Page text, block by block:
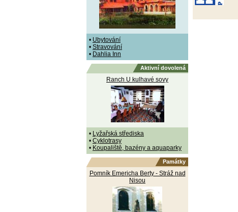
• Ubytování
• Stravování
• Dahlia Inn
Aktivní dovolená
Ranch U kulhavé sovy
• Lyžařská střediska
• Cyklotrasy
• Koupaliště, bazény a aquaparky
Památky
Pomník Emericha Berty - Stráž nad
Nisou